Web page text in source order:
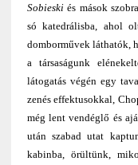
Sobieskiés mások
só katedrálisba, ahol
domborművek láthatók,
a társaságunk
látogatás végén egy
zenés effektusokkal,
még lent vendéglő és
után szabad utat
kabinba, örültünk,